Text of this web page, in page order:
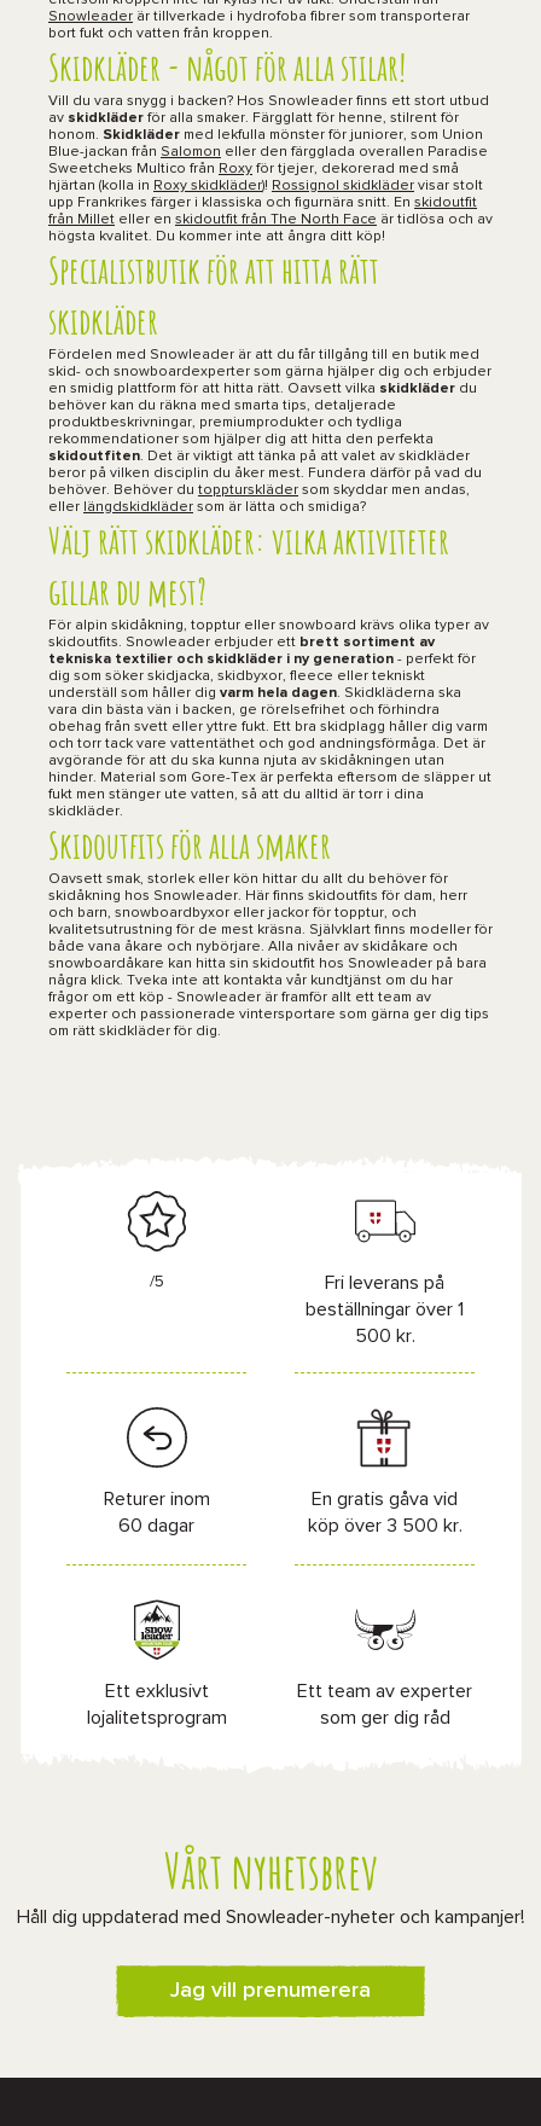
Snowleader är tillverkade i hydrofoba fibrer som transporterar
bort fukt och vatten från kroppen.
Skidkläder - något för alla stilar!
Vill du vara snygg i backen? Hos Snowleader finns ett stort utbud
av skidkläder för alla smaker. Färgglatt för henne, stilrent för
honom. Skidkläder med lekfulla mönster för juniorer, som Union
Blue-jackan från Salomon eller den färgglada overallen Paradise
Sweetcheks Multico från Roxy för tjejer, dekorerad med små
hjärtan (kolla in Roxy skidkläder)! Rossignol skidkläder visar stolt
upp Frankrikes färger i klassiska och figurnära snitt. En skidoutfit
från Millet eller en skidoutfit från The North Face är tidlösa och av
högsta kvalitet. Du kommer inte att ångra ditt köp!
Specialistbutik för att hitta rätt
skidkläder
Fördelen med Snowleader är att du får tillgång till en butik med
skid- och snowboardexperter som gärna hjälper dig och erbjuder
en smidig plattform för att hitta rätt. Oavsett vilka skidkläder du
behöver kan du räkna med smarta tips, detaljerade
produktbeskrivningar, premiumprodukter och tydliga
rekommendationer som hjälper dig att hitta den perfekta
skidoutfiten. Det är viktigt att tänka på att valet av skidkläder
beror på vilken disciplin du åker mest. Fundera därför på vad du
behöver. Behöver du toppturskläder som skyddar men andas,
eller längdskidkläder som är lätta och smidiga?
Välj rätt skidkläder: vilka aktiviteter
gillar du mest?
För alpin skidåkning, topptur eller snowboard krävs olika typer av
skidoutfits. Snowleader erbjuder ett brett sortiment av
tekniska textilier och skidkläder i ny generation - perfekt för
dig som söker skidjacka, skidbyxor, fleece eller tekniskt
underställ som håller dig varm hela dagen. Skidkläderna ska
vara din bästa vän i backen, ge rörelsefrihet och förhindra
obehag från svett eller yttre fukt. Ett bra skidplagg håller dig varm
och torr tack vare vattentäthet och god andningsförmåga. Det är
avgörande för att du ska kunna njuta av skidåkningen utan
hinder. Material som Gore-Tex är perfekta eftersom de släpper ut
fukt men stänger ute vatten, så att du alltid är torr i dina
skidkläder.
Skidoutfits för alla smaker
Oavsett smak, storlek eller kön hittar du allt du behöver för
skidåkning hos Snowleader. Här finns skidoutfits för dam, herr
och barn, snowboardbyxor eller jackor för topptur, och
kvalitetsutrustning för de mest kräsna. Självklart finns modeller för
både vana åkare och nybörjare. Alla nivåer av skidåkare och
snowboardåkare kan hitta sin skidoutfit hos Snowleader på bara
några klick. Tveka inte att kontakta vår kundtjänst om du har
frågor om ett köp - Snowleader är framför allt ett team av
experter och passionerade vintersportare som gärna ger dig tips
om rätt skidkläder för dig.
/5
Fri leverans på
beställningar över 1
500 kr.
Returer inom
60 dagar
En gratis gåva vid
köp över 3 500 kr.
Ett exklusivt
lojalitetsprogram
Ett team av experter
som ger dig råd
Vårt nyhetsbrev
Håll dig uppdaterad med Snowleader-nyheter och kampanjer!
Jag vill prenumerera